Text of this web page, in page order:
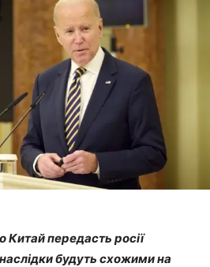
передасть росії
будуть схожими на